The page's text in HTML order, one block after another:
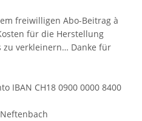
freiwilligen Abo-Beitrag à
für die Herstellung
zu verkleinern… Danke für
IBAN CH18 0900 0000 8400